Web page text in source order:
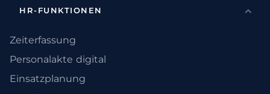
HR-FUNKTIONEN
Zeiterfassung
Personalakte digital
Einsatzplanung